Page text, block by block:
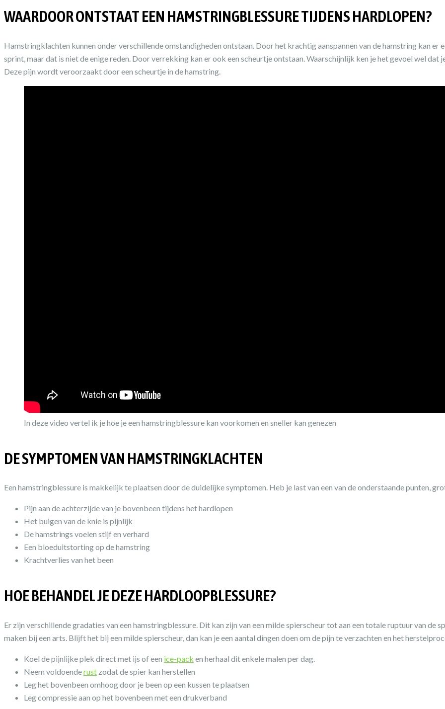
WAARDOOR ONTSTAAT EEN HAMSTRINGBLESSURE TIJDENS HARDLOPEN?
Hamstringklachten kunnen onder verschillende omstandigheden ontstaan. Door het krachtig aanspannen van de hamstring kan
sprint, maar dat is niet de enige reden. Door verrekking kan er ook een scheurtje ontstaan. Waarschijnlijk ken je het gevoel wel dat
Deze pijn wordt veroorzaakt door een scheurtje in de hamstring.
In deze video vertel ik je hoe je een hamstringblessure kan voorkomen en sneller kan genezen
DE SYMPTOMEN VAN HAMSTRINGKLACHTEN
Een hamstringblessure is makkelijk te plaatsen door de duidelijke symptomen. Heb je last van een van de onderstaande punten,
Pijn aan de achterzijde van je bovenbeen tijdens het hardlopen
Het buigen van de knie is pijnlijk
De hamstrings voelen stijf en verhard
Een bloeduitstorting op de hamstring
Krachtverlies van het been
HOE BEHANDEL JE DEZE HARDLOOPBLESSURE?
Er zijn verschillende gradaties van een hamstringblessure. Dit kan zijn van een milde spierscheur tot aan een totale ruptuur van de
maken bij een arts. Blijft het bij een milde spierscheur, dan kan je een aantal dingen doen om de pijn te verzachten en het
Koel de pijnlijke plek direct met ijs of een ice-pack en herhaal dit enkele malen per dag.
Neem voldoenderust zodat de spier kan herstellen
Leg het bovenbeen omhoog door je been op een kussen te plaatsen
Leg compressie aan op het bovenbeen met een drukverband